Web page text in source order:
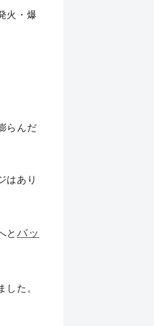
火・爆
らんだ
はあり
と バッ
た。